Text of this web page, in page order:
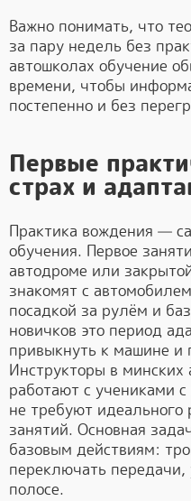
Важно понимать, что
за пару недель без
автошколах обучение
времени, чтобы
постепенно и без
Первые
страх и
Практика вождения —
обучения. Первое
автодроме или
знакомят с
посадкой за рулём и
новичков это период
привыкнуть к машине и
Инструкторы в
работают с учениками
не требуют идеального
занятий. Основная
базовым действиям:
переключать
полосе.